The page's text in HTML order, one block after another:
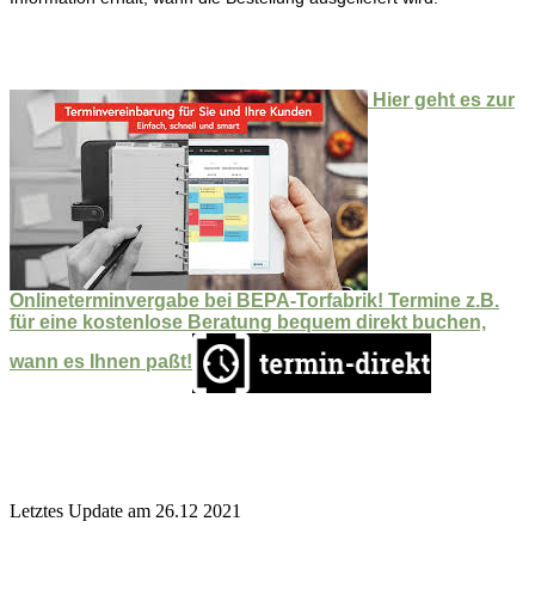
Hier geht es zur
Onlineterminvergabe bei BEPA-Torfabrik! Termine z.B.
für eine kostenlose Beratung bequem direkt buchen,
wann es Ihnen paßt!
Letztes Update am 26.12 2021